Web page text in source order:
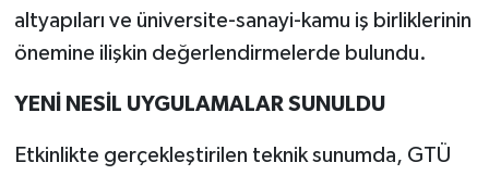
altyapıları ve üniversite-sanayi-kamu iş birliklerinin
önemine ilişkin değerlendirmelerde bulundu.
YENİ NESİL UYGULAMALAR SUNULDU
Etkinlikte gerçekleştirilen teknik sunumda, GTÜ